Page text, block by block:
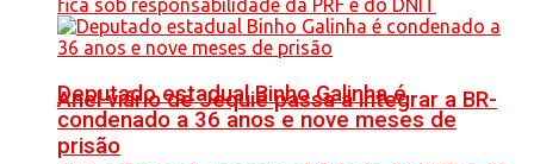
Anel viário de Jequié passa a integrar a BR-
Deputado estadual Binho Galinha é
condenado a 36 anos e nove meses de
prisão